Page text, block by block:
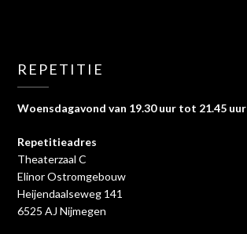
REPETITIE
Woensdagavond van 19.30 uur tot 21.45 uur
Repetitieadres
Theaterzaal C
Elinor Ostromgebouw
Heijendaalseweg 141
6525 AJ Nijmegen